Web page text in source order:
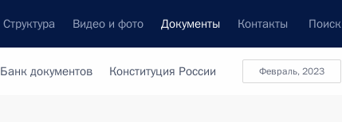
Структура Видео и фото Документы Контакты Поиск
февраль, 2023
Банк документов Конституция России